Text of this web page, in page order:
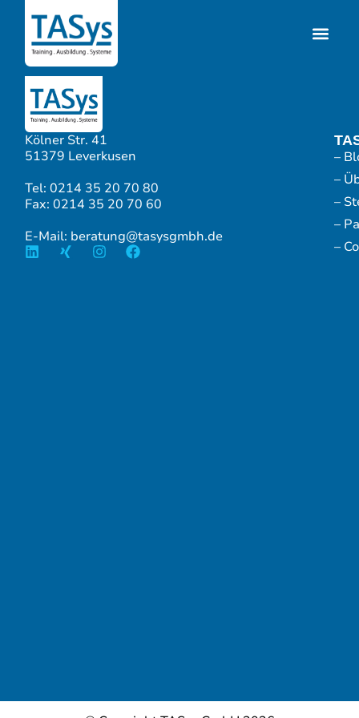
Kölner Str. 41
51379 Leverkusen
Tel: 0214 35 20 70 80
Fax: 0214 35 20 70 60
E-Mail: beratung@tasysgmbh.de
–
–
–
–
–